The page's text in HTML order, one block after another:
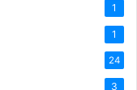
1
1
24
3